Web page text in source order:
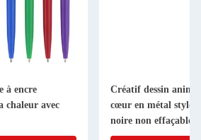
à encre
chaleur avec
Créatif dessin
cœur en métal stylo
noire non effaçable